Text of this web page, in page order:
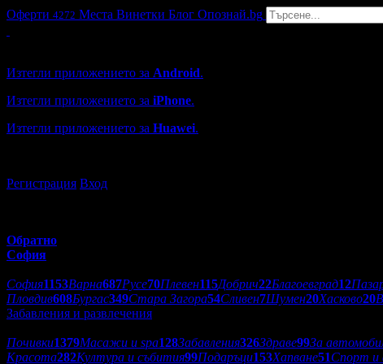
Оферти 4272 Места Винетки Блог Опознай.bg
Изтегли приложението за Android.
Изтегли приложението за iPhone.
Изтегли приложението за Huawei.
Регистрация Вход
Обратно
София
София1153Варна687Русе70Плевен115Добрич22Благоевград12
Пловдив608Бургас349Стара Загора54Сливен7Шумен20Хасково20
Забавления и развлечения
Почивки1379Масажи и spa128Забавления326Здраве99За
Красота282Култура и събития99Подаръци153Хапване51Спорт и